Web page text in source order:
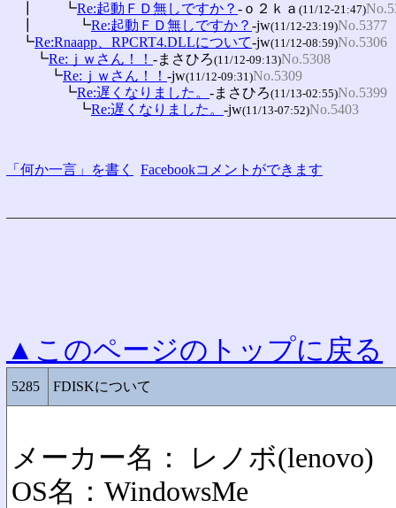
┃　　┗Re:起動ＦＤ無しですか？ -ｏ２ｋａ (11/12-21:47)
┃　　　┗Re:起動ＦＤ無しですか？ -jw(11/12-23:19)No.5377
┗Re:Rnaapp、RPCRT4.DLLについて-jw(11/12-08:59)No.5306
┗Re:ｊｗさん！！ -まさひろ(11/12-09:13)No.5308
┗Re:ｊｗさん！！ -jw(11/12-09:31)No.5309
┗Re:遅くなりました。 -まさひろ(11/13-02:55)No.5399
┗Re:遅くなりました。 -jw(11/13-07:52)No.5403
「何か一言」を書く Facebookコメントができます
▲このページのトップに戻る
5285 FDISKについて
メーカー名： レノボ
OS名：WindowsMe